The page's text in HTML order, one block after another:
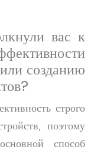
вас к
созданию
строго
поэтому
способ